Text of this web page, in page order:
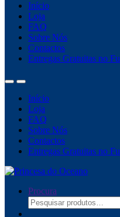
Início
Loja
FAQ
Sobre Nós
Contactos
Entregas Gratuitas no
Início
Loja
FAQ
Sobre Nós
Contactos
Entregas Gratuitas no
Procura
Pesquisar
por: